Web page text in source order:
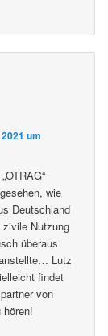
um
wie
Deutschland
zivile Nutzung
überaus
Lutz
findet
von